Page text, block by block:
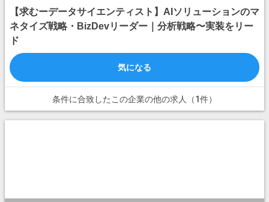
【求むーデータサイエンティスト】AIソリューションのマ
ネタイズ戦略・BizDevリーダー｜分析戦略〜実装をリー
ド⁠
気になる
条件に合致したこの企業の他の求人（1件）